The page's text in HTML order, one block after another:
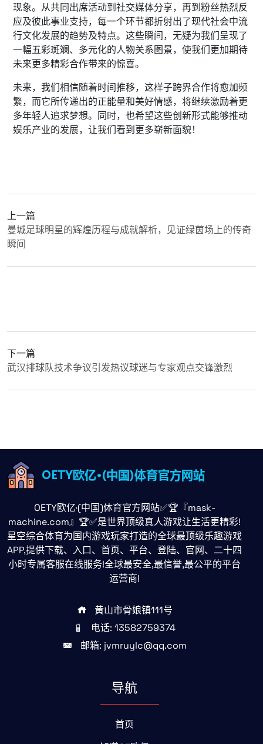
现象。从共同出席活动到社交媒体分享，再到粉丝热烈反
应及彼此事业支持，每一个环节都折射出了现代社会中流
行文化发展的趋势及特点。这些瞬间，无疑为我们呈现了
一幅五彩斑斓、多元化的人物关系图景，使我们更加期待
未来更多精彩合作带来的惊喜。
未来，我们相信随着时间推移，这样子跨界合作将愈加频
繁，而它所传递出的正能量和美好情感，将继续激励着更
多年轻人追求梦想。同时，也希望这些创新形式能够推动
娱乐产业的发展，让我们看到更多崭新面貌！
上一篇
曼城足球明星的辉煌历程与成就解析，见证绿茵场上的传奇
瞬间
下一篇
武汉排球队技术争议引发热议球迷与专家观点交锋激烈
OETY欧亿·(中国)体育官方网站✅🏆『mask-
machine.com』🏆✅是世界顶级真人游戏让生活更精彩!
星空综合体育为国内游戏玩家打造的全球最顶级乐趣游戏
APP,提供下载、入口、首页、平台、登陆、官网、二十四
小时专属客服在线服务!全球最安全,最信誉,最公平的平台
运营商!
黄山市骨娘镇111号
电话: 13582759374
邮箱: jvmruylc@qq.com
导航
首页